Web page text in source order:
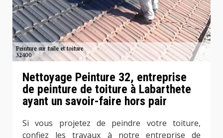
Nettoyage Peinture 32, entreprise
de peinture de toiture à Labarthete
ayant un savoir-faire hors pair
Si vous projetez de peindre votre toiture,
confiez les travaux à notre entreprise de